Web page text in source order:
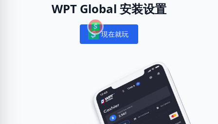
WPT Global 安装设置
Notifications
現在就玩